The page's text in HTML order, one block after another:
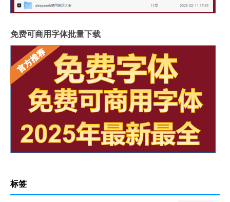
免费可商用字体批量下载
标签